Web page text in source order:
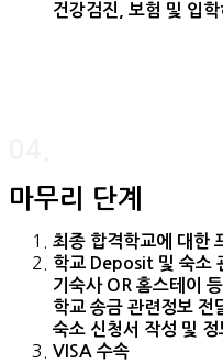
건강검진, 보험 및 입
마무리 단계
최종 합격학교에 대한
학교 Deposit 및 숙소
기숙사 OR 홈스테이
학교 송금 관련정보 전
숙소 신청서 작성 및 정
VISA 수속